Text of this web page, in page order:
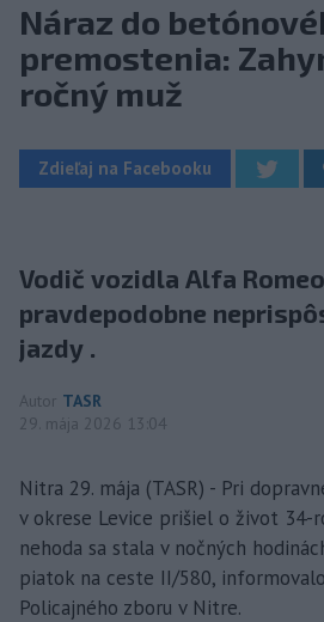
Náraz do
premostenia:
ročný muž
Zdieľaj na Facebooku
Vodič vozidla Alfa Romeo
pravdepodobne
jazdy .
Autor TASR
29. mája 2026 13:04
Nitra 29. mája (TASR) - Pri
v okrese Levice prišiel o život 34-
nehoda sa stala v nočných
piatok na ceste II/580,
Policajného zboru v Nitre.